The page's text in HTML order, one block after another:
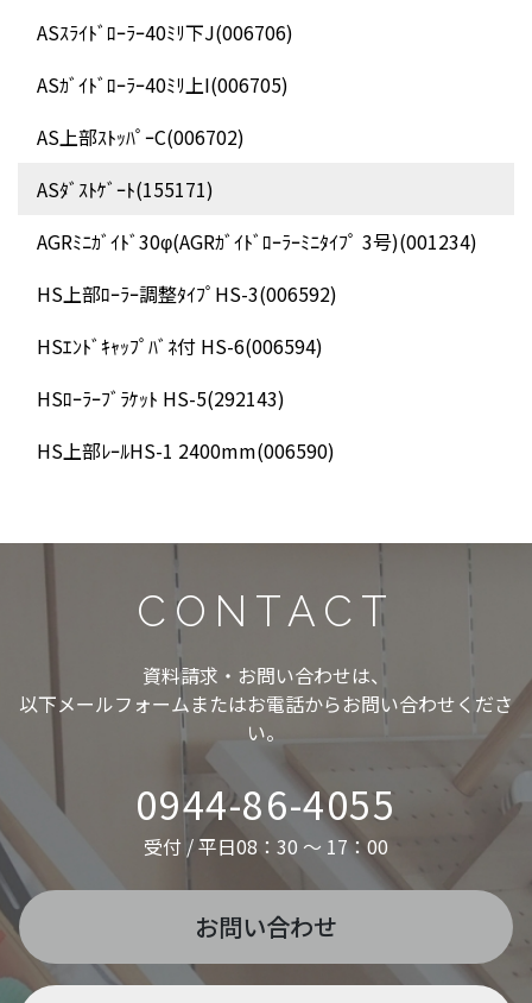
ASｽﾗｲﾄﾞﾛｰﾗｰ40ﾐﾘ下J(006706)
ASｶﾞｲﾄﾞﾛｰﾗｰ40ﾐﾘ上I(006705)
AS上部ｽﾄｯﾊﾟｰC(006702)
ASﾀﾞｽﾄｹﾞｰﾄ(155171)
AGRﾐﾆｶﾞｲﾄﾞ30φ(AGRｶﾞｲﾄﾞﾛｰﾗｰﾐﾆﾀｲﾌﾟ 3号)(001234)
HS上部ﾛｰﾗｰ調整ﾀｲﾌﾟHS-3(006592)
HSｴﾝﾄﾞｷｬｯﾌﾟﾊﾞﾈ付 HS-6(006594)
HSﾛｰﾗｰﾌﾞﾗｹｯﾄ HS-5(292143)
HS上部ﾚｰﾙHS-1 2400mm(006590)
CONTACT
資料請求・お問い合わせは、
以下メールフォームまたはお電話からお問い合わせくださ
い。
0944-86-4055
受付 / 平日08：30 ～ 17：00
お問い合わせ